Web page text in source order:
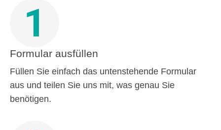
1
Formular ausfüllen
Füllen Sie einfach das untenstehende Formular
aus und teilen Sie uns mit, was genau Sie
benötigen.